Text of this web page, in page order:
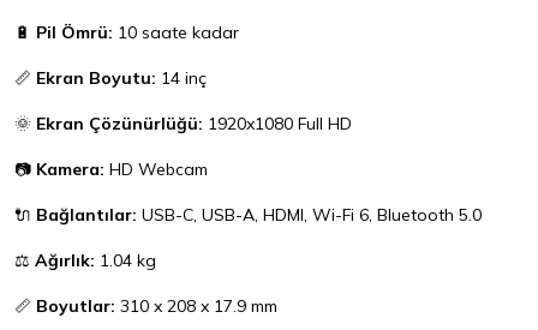
🔋 Pil Ömrü: 10 saate kadar
📏 Ekran Boyutu: 14 inç
🌞 Ekran Çözünürlüğü: 1920x1080 Full HD
📷 Kamera: HD Webcam
🔌 Bağlantılar: USB-C, USB-A, HDMI, Wi-Fi 6, Bluetooth 5.0
⚖️ Ağırlık: 1.04 kg
📏 Boyutlar: 310 x 208 x 17.9 mm